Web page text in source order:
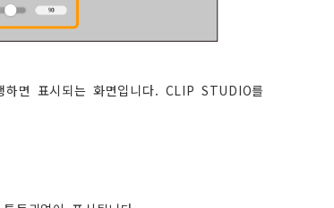
면 표시되는 화면입니다. CLIP STUDIO를